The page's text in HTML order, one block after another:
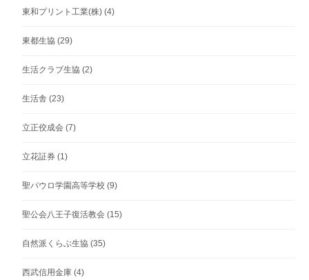
東和プリント工業(株) (4)
東都生協 (29)
生活クラブ生協 (2)
生活舎 (23)
立正佼成会 (7)
立花証券 (1)
聖パウロ学園高等学校 (9)
聖公会八王子復活教会 (15)
自然派くらぶ生協 (35)
西武信用金庫 (4)